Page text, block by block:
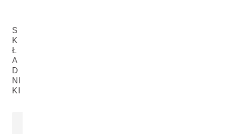
S
K
Ł
A
D
NI
KI